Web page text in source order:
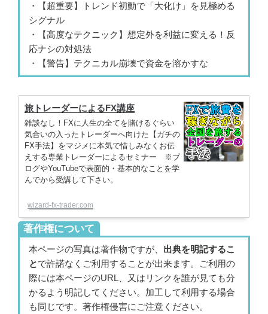
・【超重要】トレンド初動で「大化け」を見極める
シグナル
・【高度なテクニック】想定外を利益に変える！反
応ナシの対処法
・【警告】テクニカル崩壊で資金を溶かすな
旅トレーダーによるFX講座
雑談なし！FXに人生の全てを賭けるぐらい
気合いの入ったトレーダーへ向けた【ガチの
FX手法】をマジメに本気で惜しみなくお伝
えする専業トレーダーによるセミナー ※ブ
ログやYouTubeで表面的・基本的なことを学
んでから受講して下さい。
wizard-fx-trader.com
著作権について
本ページの写真は著作物ですが、 出典を明記するこ
とで許諾なくご利用することが出来ます。ご利用の
際には本ページのURL、又はリンクを誰が見ても分
かるよう明記してください。加工して利用する場合
も同じです。著作権侵害にご注意ください。